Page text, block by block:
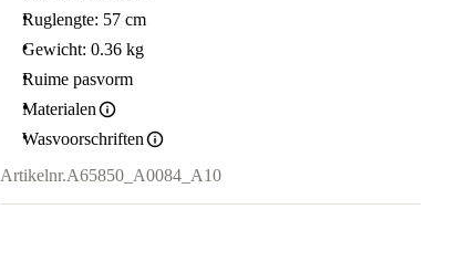
Ruglengte: 57 cm
Gewicht: 0.36 kg
Ruime pasvorm
Materialen
Wasvoorschriften
Artikelnr.A65850_A0084_A10